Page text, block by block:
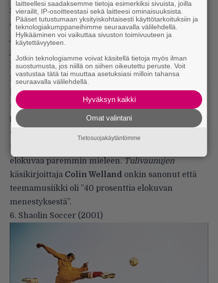
Sunnuntaina hän ei juokse, oli silloin karsinnat tai
ei. Harold Abrahams (Ben Cross) on rikkaan
juutalaisperheen vesa ja Cambridgen opiskelija,
jolle juokseminen on hänen oma tapansa
kommentoida juutalaisvainoja.
Hugh HudsoninohjaamaTulivaunut kertoo
kilpailemisesta ja voittamisesta mutta myös
ihmisen henkisestä kehityksestä sekä ristiriidoista
brittiläisessä luokkayhteisössä. Se on niitä Oscar-
voittajia, jotka ovat vuosien myötä hieman
unohtuneet.
elokuvaa paremmin mieleen. Tulivaunujen
käsikirjoittaja Colin Welland onkin sanonut että
teemamusiikki oli ”40 prosenttia elokuvan
menestyksestä”.
6. Shaolin Soccer (2001)
laitteellesi saadaksemme tietoja esimerkiksi sivuista, joilla
vierailit, IP-osoitteestasi sekä laitteesi ominaisuuksista.
Pääset tutustumaan yksityiskohtaisesti käyttötarkoituksiin ja
teknologiakumppaneihimme seuraavalla välilehdellä.
Hylkääminen voi vaikuttaa sivuston toimivuuteen ja
käytettävyyteen.
Jotkin teknologiamme voivat käsitellä tietoja myös ilman
suostumusta, jos niillä on siihen oikeutettu peruste. Voit
vastustaa tätä tai muuttaa asetuksiasi milloin tahansa
seuraavalla välilehdellä.
Hyväksyn kaikki
Omat valintani
Tietosuojakäytäntömme